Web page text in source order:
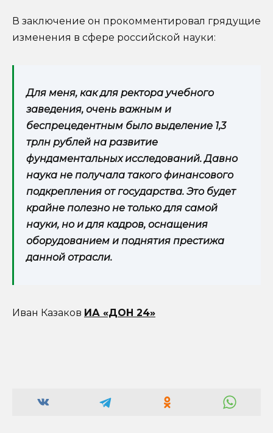
В заключение он прокомментировал грядущие
изменения в сфере российской науки:
Для меня, как для ректора учебного
заведения, очень важным и
беспрецедентным было выделение 1,3
трлн рублей на развитие
фундаментальных исследований. Давно
наука не получала такого финансового
подкрепления от государства. Это будет
крайне полезно не только для самой
науки, но и для кадров, оснащения
оборудованием и поднятия престижа
данной отрасли.
Иван Казаков ИА «ДОН 24»